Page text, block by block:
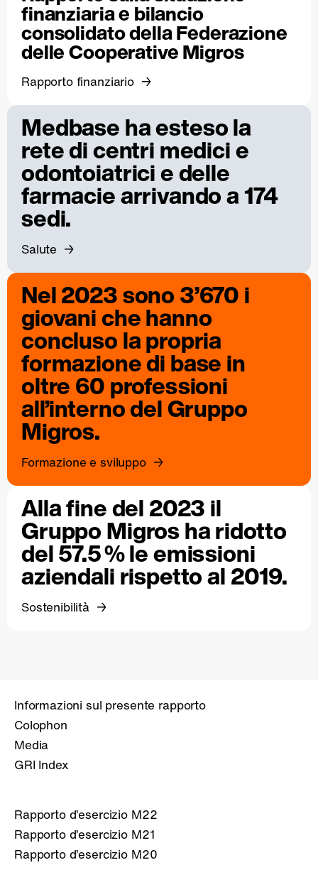
finanziaria e bilancio
consolidato della Federazione
delle Cooperative Migros
Rapporto finanziario
Medbase ha esteso la
rete di centri medici e
odontoiatrici e delle
farmacie arrivando a 174
sedi.
Salute
Nel 2023 sono 3’670 i
giovani che hanno
concluso la propria
formazione di base in
oltre 60 professioni
all’interno del Gruppo
Migros.
Formazione e sviluppo
Alla fine del 2023 il
Gruppo Migros ha ridotto
del 57.5 % le emissioni
aziendali rispetto al 2019.
Sostenibilità
Informazioni sul presente rapporto
Colophon
Media
GRI Index
Rapporto d’esercizio M22
Rapporto d’esercizio M21
Rapporto d’esercizio M20